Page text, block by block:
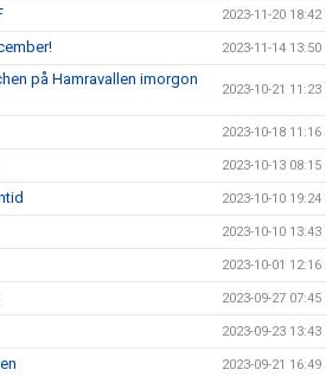
2023-11-20 18:42
2023-11-14 13:50
på Hamravallen imorgon
2023-10-21 11:23
2023-10-18 11:16
2023-10-13 08:15
2023-10-10 19:24
2023-10-10 13:43
2023-10-01 12:16
2023-09-27 07:45
2023-09-23 13:43
2023-09-21 16:49